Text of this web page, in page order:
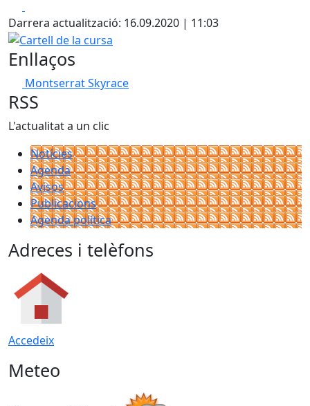
Darrera actualització: 16.09.2020 | 11:03
Cartell de la cursa
Enllaços
Montserrat Skyrace
RSS
L'actualitat a un clic
Notícies
Agenda
Avisos
Publicacions
Agenda política
Adreces i telèfons
Accedeix
Meteo